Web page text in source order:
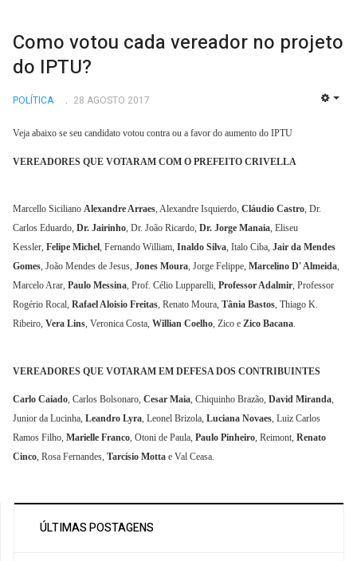
Como votou cada vereador no projeto
do IPTU?
POLÍTICA 28 AGOSTO 2017
Veja abaixo se seu candidato votou contra ou a favor do aumento do IPTU
VEREADORES QUE VOTARAM COM O PREFEITO CRIVELLA
Marcello Siciliano Alexandre Arraes, Alexandre Isquierdo, Cláudio Castro, Dr.
Carlos Eduardo, Dr. Jairinho, Dr. João Ricardo, Dr. Jorge Manaia, Eliseu
Kessler, Felipe Michel, Fernando William, Inaldo Silva, Italo Ciba, Jair da Mendes
Gomes, João Mendes de Jesus, Jones Moura, Jorge Felippe, Marcelino D' Almeida,
Marcelo Arar, Paulo Messina, Prof. Célio Lupparelli, Professor Adalmir, Professor
Rogério Rocal, Rafael Aloisio Freitas, Renato Moura, Tânia Bastos, Thiago K.
Ribeiro, Vera Lins, Veronica Costa, Willian Coelho, Zico e Zico Bacana.
VEREADORES QUE VOTARAM EM DEFESA DOS CONTRIBUINTES
Carlo Caiado, Carlos Bolsonaro, Cesar Maia, Chiquinho Brazão, David Miranda,
Junior da Lucinha, Leandro Lyra, Leonel Brizola, Luciana Novaes, Luiz Carlos
Ramos Filho, Marielle Franco, Otoni de Paula, Paulo Pinheiro, Reimont, Renato
Cinco, Rosa Fernandes, Tarcísio Motta e Val Ceasa.
ÚLTIMAS POSTAGENS